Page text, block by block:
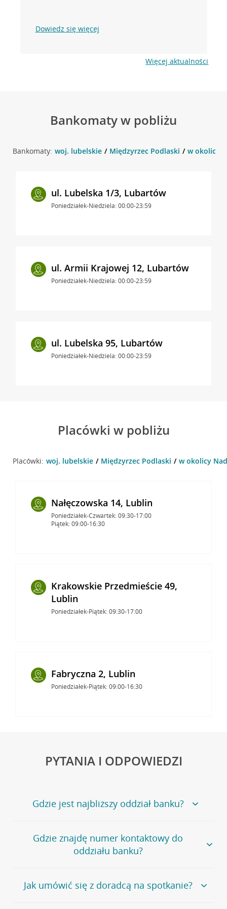
Dowiedz się więcej
Więcej aktualności
Bankomaty w pobliżu
Bankomaty: woj. lubelskie Międzyrzec Podlaski w okolicy
ul. Lubelska 1/3, Lubartów
Poniedziałek-Niedziela: 00:00-23:59
ul. Armii Krajowej 12, Lubartów
Poniedziałek-Niedziela: 00:00-23:59
ul. Lubelska 95, Lubartów
Poniedziałek-Niedziela: 00:00-23:59
Placówki w pobliżu
Placówki: woj. lubelskie Międzyrzec Podlaski w okolicy
Nałęczowska 14, Lublin
Poniedziałek-Czwartek: 09:30-17:00
Piątek: 09:00-16:30
Krakowskie Przedmieście 49,
Lublin
Poniedziałek-Piątek: 09:30-17:00
Fabryczna 2, Lublin
Poniedziałek-Piątek: 09:00-16:30
PYTANIA I ODPOWIEDZI
Gdzie jest najbliższy oddział banku?
Jeśli szukasz oddziału naszego banku, zapraszamy na
stronęPlacówki i bankomaty, na której znajduje się
wygodna wyszukiwarka.
oddziałów
Gdzie znajdę numer kontaktowy do
oddziału banku?
Bank Credit Agricole nie udostępnia ogólnego numeru
telefonu do placówki bankowej.
Jak umówić się z doradcą na spotkanie?